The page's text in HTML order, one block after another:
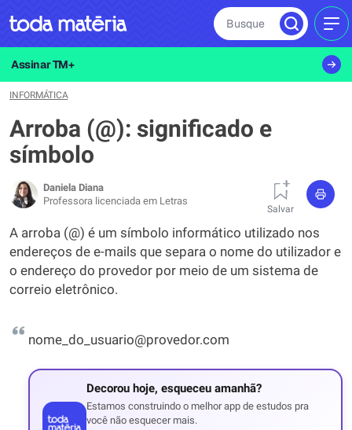
Busque
Assinar TM+
INFORMÁTICA
Arroba (@): significado e
símbolo
Daniela Diana
Professora licenciada em Letras
Salvar
A arroba (@) é um símbolo informático utilizado nos
endereços de e-mails que separa o nome do utilizador e
o endereço do provedor por meio de um sistema de
correio eletrônico.
nome_do_usuario@provedor.com
Decorou hoje, esqueceu amanhã?
Estamos construindo o melhor app de estudos pra
você não esquecer mais.